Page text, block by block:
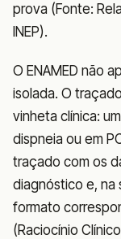
prova (Fonte:
INEP).
O ENAMED não
isolada. O
vinheta clínica:
dispneia ou em
traçado com os
diagnóstico e, na
formato
(Raciocínio